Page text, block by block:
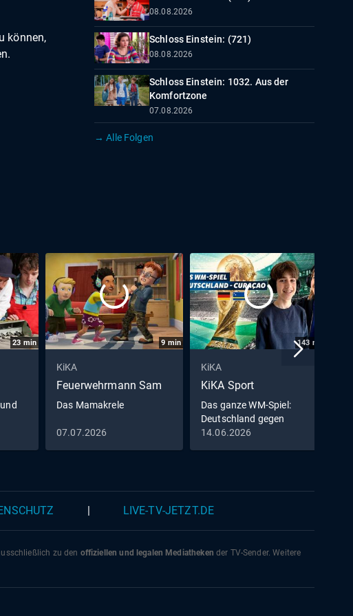
können,
08.08.2026
Schloss Einstein: (721)
08.08.2026
Schloss Einstein: 1032. Aus der
Komfortzone
07.08.2026
→ Alle Folgen
23 min 9 min
KiKA
Feuerwehrmann Sam
Das Mamakrele
07.07.2026
143 min
KiKA
KiKA Sport
Das ganze WM-Spiel:
Deutschland gegen
Curaçao
14.06.2026
LIVE-TV-JETZT.DE
zu den offiziellen und legalen Mediatheken der TV-Sender. Weitere